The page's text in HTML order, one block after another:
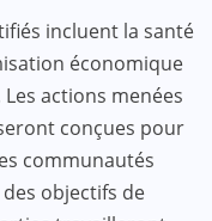
incluent la santé
économique
actions menées
conçues pour
communautés
objectifs de